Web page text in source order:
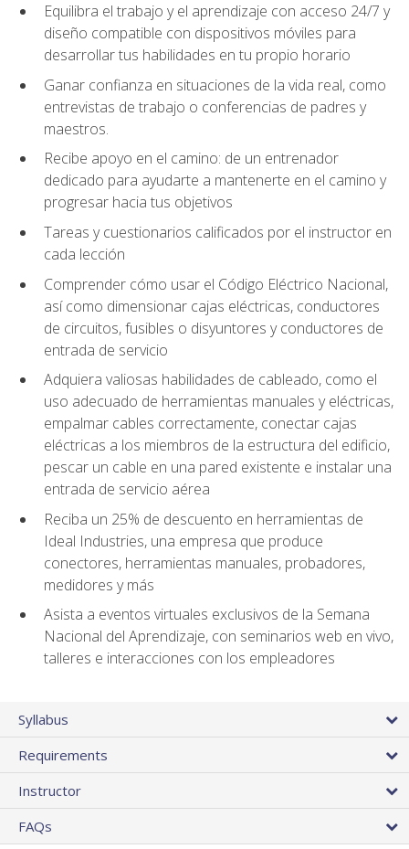
Equilibra el trabajo y el aprendizaje con acceso 24/7 y
diseño compatible con dispositivos móviles para
desarrollar tus habilidades en tu propio horario
Ganar confianza en situaciones de la vida real, como
entrevistas de trabajo o conferencias de padres y
maestros.
Recibe apoyo en el camino: de un entrenador
dedicado para ayudarte a mantenerte en el camino y
progresar hacia tus objetivos
Tareas y cuestionarios calificados por el instructor en
cada lección
Comprender cómo usar el Código Eléctrico Nacional,
así como dimensionar cajas eléctricas, conductores
de circuitos, fusibles o disyuntores y conductores de
entrada de servicio
Adquiera valiosas habilidades de cableado, como el
uso adecuado de herramientas manuales y eléctricas,
empalmar cables correctamente, conectar cajas
eléctricas a los miembros de la estructura del edificio,
pescar un cable en una pared existente e instalar una
entrada de servicio aérea
Reciba un 25% de descuento en herramientas de
Ideal Industries, una empresa que produce
conectores, herramientas manuales, probadores,
medidores y más
Asista a eventos virtuales exclusivos de la Semana
Nacional del Aprendizaje, con seminarios web en vivo,
talleres e interacciones con los empleadores
Syllabus
Requirements
Instructor
FAQs